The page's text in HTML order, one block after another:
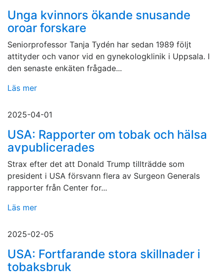
Unga kvinnors ökande snusande
oroar forskare
Seniorprofessor Tanja Tydén har sedan 1989 följt
attityder och vanor vid en gynekologklinik i Uppsala. I
den senaste enkäten frågade...
Läs mer
2025-04-01
USA: Rapporter om tobak och hälsa
avpublicerades
Strax efter det att Donald Trump tillträdde som
president i USA försvann flera av Surgeon Generals
rapporter från Center for...
Läs mer
2025-02-05
USA: Fortfarande stora skillnader i
tobaksbruk